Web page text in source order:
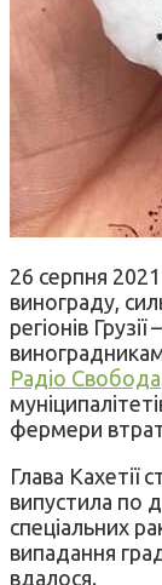
26 серпня
винограду,
регіонів
Радіо Свобода
фермери
Глава Кахетії
випустила по
спеціальних
випадання
вдалося.